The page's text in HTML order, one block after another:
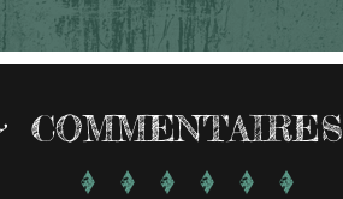
COMMENTAIRES